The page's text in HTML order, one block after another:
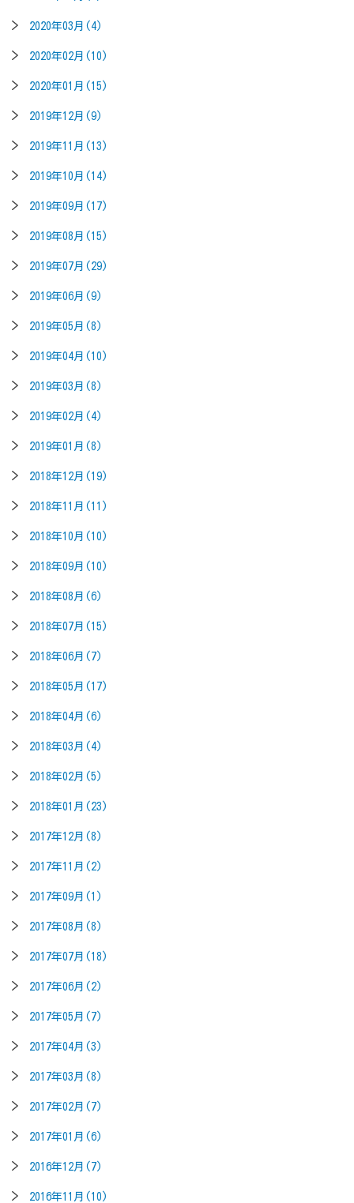
2020年03月(4)
2020年02月(10)
2020年01月(15)
2019年12月(9)
2019年11月(13)
2019年10月(14)
2019年09月(17)
2019年08月(15)
2019年07月(29)
2019年06月(9)
2019年05月(8)
2019年04月(10)
2019年03月(8)
2019年02月(4)
2019年01月(8)
2018年12月(19)
2018年11月(11)
2018年10月(10)
2018年09月(10)
2018年08月(6)
2018年07月(15)
2018年06月(7)
2018年05月(17)
2018年04月(6)
2018年03月(4)
2018年02月(5)
2018年01月(23)
2017年12月(8)
2017年11月(2)
2017年09月(1)
2017年08月(8)
2017年07月(18)
2017年06月(2)
2017年05月(7)
2017年04月(3)
2017年03月(8)
2017年02月(7)
2017年01月(6)
2016年12月(7)
2016年11月(10)